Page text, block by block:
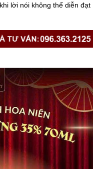
lời nói không thể diễn đạt